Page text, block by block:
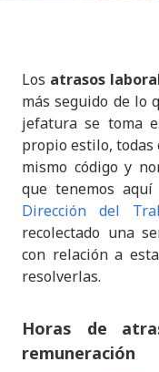
Los atrasos
más seguido de lo
jefatura se toma
propio estilo,
mismo código y
que tenemos
Dirección del
recolectado una
con relación a
resolverlas.
Horas de
remuneración